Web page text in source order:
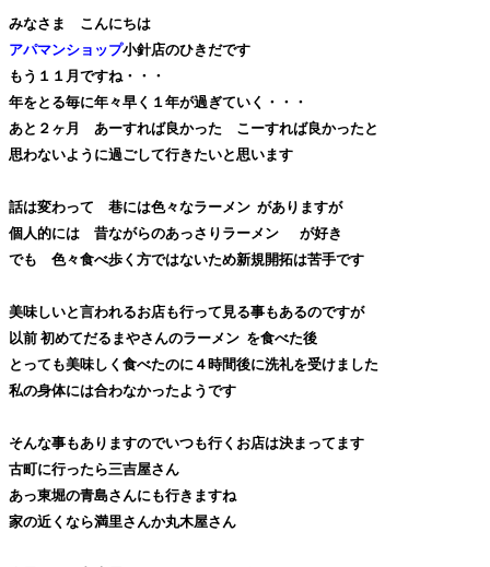
みなさま こんにちは
アパマンショップ小針店のひきだです
もう１１月ですね・・・
年をとる毎に年々早く１年が過ぎていく・・・
あと２ヶ月 あーすれば良かった こーすれば良かったと
思わないように過ごして行きたいと思います
話は変わって 巷には色々なラーメン がありますが
個人的には 昔ながらのあっさりラーメン
が好き
でも 色々食べ歩く方ではないため新規開拓は苦手です
美味しいと言われるお店も行って見る事もあるのですが
以前 初めてだるまやさんのラーメン を食べた後
とっても美味しく食べたのに４時間後に洗礼を受けました
私の身体には合わなかったようです
そんな事もありますのでいつも行くお店は決まってます
古町に行ったら三吉屋さん
あっ東堀の青島さんにも行きますね
家の近くなら満里さんか丸木屋さん